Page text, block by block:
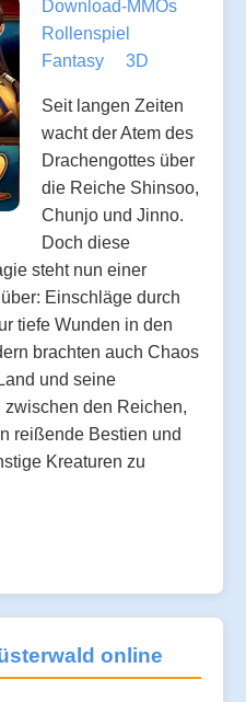
Download-MMOs
Rollenspiel
Fantasy
3D
Seit langen Zeiten
wacht der Atem des
Drachengottes über
die Reiche Shinsoo,
Chunjo und Jinno.
Doch diese
steht nun einer
Einschläge durch
tiefe Wunden in den
brachten auch Chaos
und seine
zwischen den Reichen,
reißende Bestien und
Kreaturen zu
online